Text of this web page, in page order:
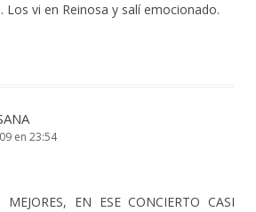
Los vi en Reinosa y salí emocionado.
en 23:54
EN ESE CONCIERTO CASI